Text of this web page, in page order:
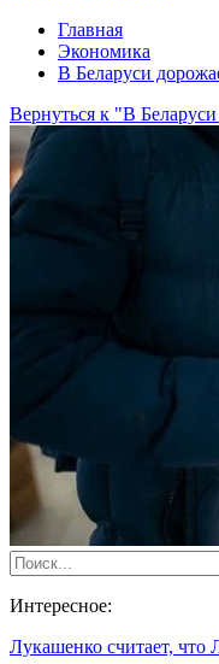
Главная
Экономика
В Беларуси
Вернуться к "В
Интересное:
Лукашенко считает, что